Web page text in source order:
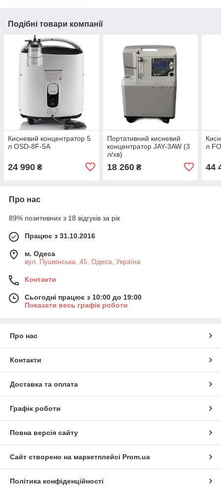
Подібні товари компанії
Кисневий концентратор 5
л OSD-8F-5A
24 990 ₴
Портативний кисневий
концентратор JAY-3AW (3
л/хв)
18 260₴
л
44
Про нас
89% позитивних з 18 відгуків за рік
Працює з 31.10.2016
м. Одеса
вул. Пушкінська, 45, Одеса, Україна
Контакти
Сьогодні працює з 10:00 до 19:00
Показати весь графік роботи
Про нас
Контакти
Доставка та оплата
Графік роботи
Повна версія сайту
Сайт створено на маркетплейсі Prom.ua
Політика конфіденційності